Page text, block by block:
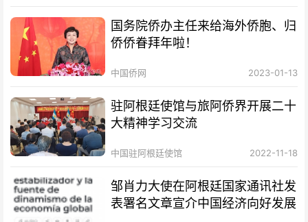
国务院侨办主任来给海外侨胞、归
侨侨眷拜年啦！
中国侨网 2023-01-13
驻阿根廷使馆与旅阿侨界开展二十
大精神学习交流
中国驻阿根廷使馆 2022-11-18
邹肖力大使在阿根廷国家通讯社发
表署名文章宣介中国经济向好发展